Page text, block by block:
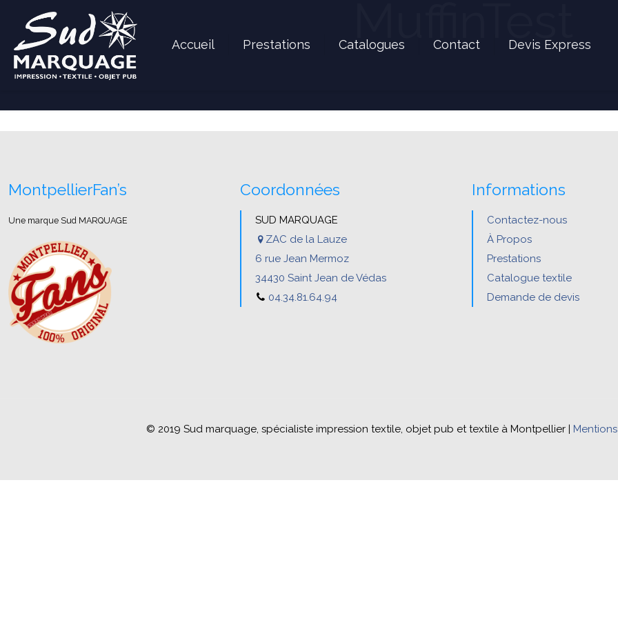
Accueil Prestations Catalogues Contact Devis Express
MontpellierFan’s
Une marque Sud MARQUAGE
Coordonnées
SUD MARQUAGE
ZAC de la Lauze
6 rue Jean Mermoz
34430 Saint Jean de Védas
04.34.81.64.94
Informations
Contactez-nous
À Propos
Prestations
Catalogue textile
Demande de devis
© 2019 Sud marquage, spécialiste impression textile, objet pub et textile à Montpellier |